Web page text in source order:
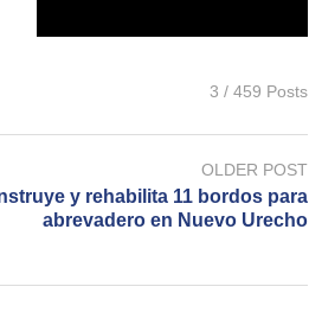
3 / 459 Posts
OLDER POST
y rehabilita 11 bordos para
abrevadero en Nuevo Urecho